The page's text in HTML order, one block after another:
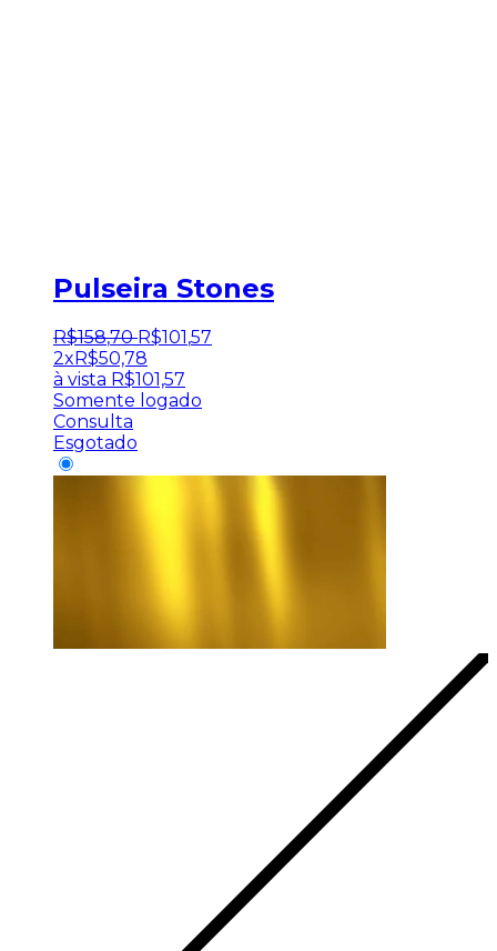
Pulseira Stones
R$158,70 R$101,57
2xR$50,78
à vista R$101,57
Somente logado
Consulta
Esgotado